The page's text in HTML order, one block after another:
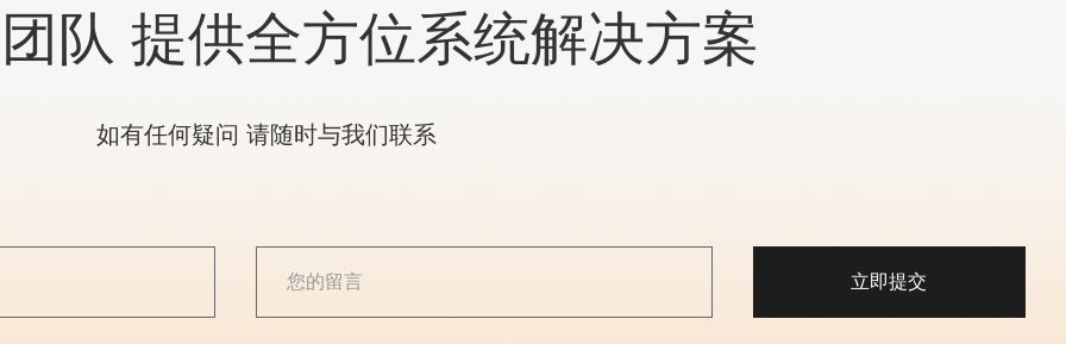
队 提供全方位系统解决方案
如有任何疑问 请随时与我们联系
立即提交